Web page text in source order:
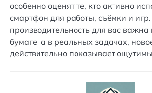
особенно оценят те, кто активно
смартфон для работы, съёмки и игр.
производительность для вас важна
бумаге, а в реальных задачах,
действительно показывает